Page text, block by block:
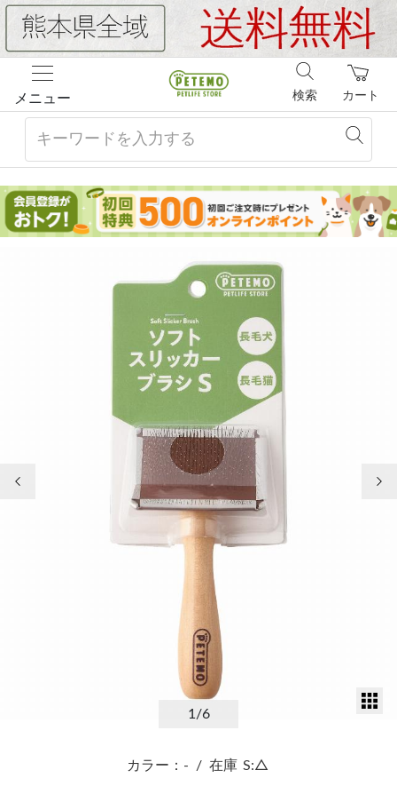
メニュー カート
検索
1/6
カラー：- / 在庫 S:△